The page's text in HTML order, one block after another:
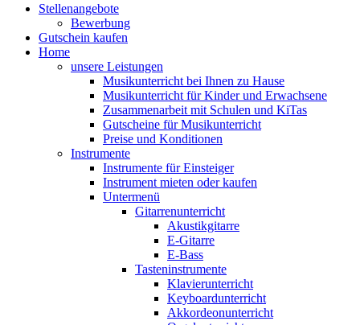
Stellenangebote
Bewerbung
Gutschein kaufen
Home
unsere Leistungen
Musikunterricht bei Ihnen zu Hause
Musikunterricht für Kinder und Erwachsene
Zusammenarbeit mit Schulen und KiTas
Gutscheine für Musikunterricht
Preise und Konditionen
Instrumente
Instrumente für Einsteiger
Instrument mieten oder kaufen
Untermenü
Gitarrenunterricht
Akustikgitarre
E-Gitarre
E-Bass
Tasteninstrumente
Klavierunterricht
Keyboardunterricht
Akkordeonunterricht